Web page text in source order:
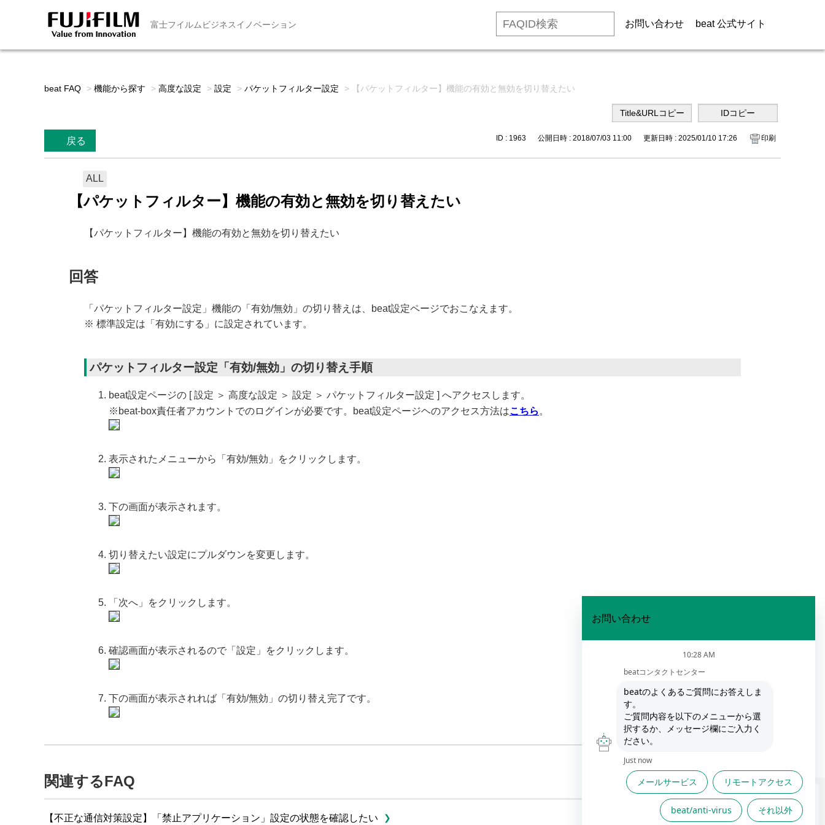
富士フイルムビジネスイノベーション お問い合わせ beat 公式サイト
beat FAQ > 機能から探す > 高度な設定 > 設定 > パケットフィルター設定 > 【パケットフィルター】機能の有効と無効を切り替えたい
戻る ID : 1963 公開日時 : 2018/07/03 11:00 更新日時 : 2025/01/10 17:26 印刷
ALL
【パケットフィルター】機能の有効と無効を切り替えたい
【パケットフィルター】機能の有効と無効を切り替えたい
回答
「パケットフィルター設定」機能の「有効/無効」の切り替えは、beat設定ページでおこなえます。
※ 標準設定は「有効にする」に設定されています。
パケットフィルター設定「有効/無効」の切り替え手順
beat設定ページの [ 設定 ＞ 高度な設定 ＞ 設定 ＞ パケットフィルター設定 ] へアクセスします。
※beat-box責任者アカウントでのログインが必要です。beat設定ページヘのアクセス方法はこちら。
表示されたメニューから「有効/無効」をクリックします。
下の画面が表示されます。
切り替えたい設定にプルダウンを変更します。
「次へ」をクリックします。
確認画面が表示されるので「設定」をクリックします。
下の画面が表示されれば「有効/無効」の切り替え完了です。
関連するFAQ
【不正な通信対策設定】「禁止アプリケーション」設定の状態を確認したい
FAQは役に立ちましたか？